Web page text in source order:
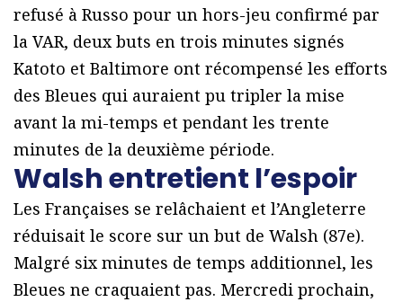
refusé à Russo pour un hors-jeu confirmé par
la VAR, deux buts en trois minutes signés
Katoto et Baltimore ont récompensé les efforts
des Bleues qui auraient pu tripler la mise
avant la mi-temps et pendant les trente
minutes de la deuxième période.
Walsh entretient l’espoir
Les Françaises se relâchaient et l’Angleterre
réduisait le score sur un but de Walsh (87e).
Malgré six minutes de temps additionnel, les
Bleues ne craquaient pas. Mercredi prochain,